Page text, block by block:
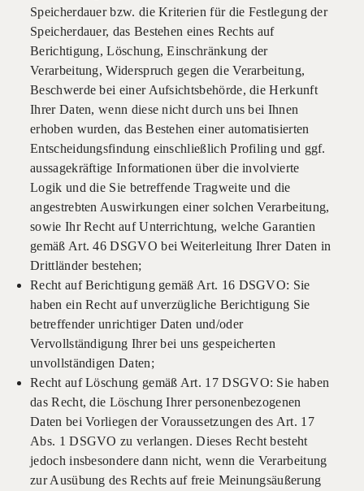
Speicherdauer bzw. die Kriterien für die Festlegung der
Speicherdauer, das Bestehen eines Rechts auf
Berichtigung, Löschung, Einschränkung der
Verarbeitung, Widerspruch gegen die Verarbeitung,
Beschwerde bei einer Aufsichtsbehörde, die Herkunft
Ihrer Daten, wenn diese nicht durch uns bei Ihnen
erhoben wurden, das Bestehen einer automatisierten
Entscheidungsfindung einschließlich Profiling und ggf.
aussagekräftige Informationen über die involvierte
Logik und die Sie betreffende Tragweite und die
angestrebten Auswirkungen einer solchen Verarbeitung,
sowie Ihr Recht auf Unterrichtung, welche Garantien
gemäß Art. 46 DSGVO bei Weiterleitung Ihrer Daten in
Drittländer bestehen;
Recht auf Berichtigung gemäß Art. 16 DSGVO: Sie
haben ein Recht auf unverzügliche Berichtigung Sie
betreffender unrichtiger Daten und/oder
Vervollständigung Ihrer bei uns gespeicherten
unvollständigen Daten;
Recht auf Löschung gemäß Art. 17 DSGVO: Sie haben
das Recht, die Löschung Ihrer personenbezogenen
Daten bei Vorliegen der Voraussetzungen des Art. 17
Abs. 1 DSGVO zu verlangen. Dieses Recht besteht
jedoch insbesondere dann nicht, wenn die Verarbeitung
zur Ausübung des Rechts auf freie Meinungsäußerung